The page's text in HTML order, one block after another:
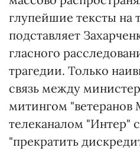
глупейшие тексты на
подставляет
гласного
трагедии. Только
связь между
митингом "ветеранов
телеканалом "Интер"
"прекратить